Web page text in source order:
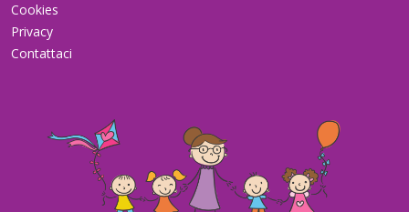
Cookies
Privacy
Contattaci